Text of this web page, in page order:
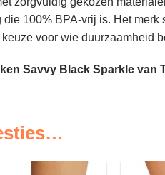
100% BPA-vrij is. Het
voor wie duurzaamheid
Savvy Black Sparkle van